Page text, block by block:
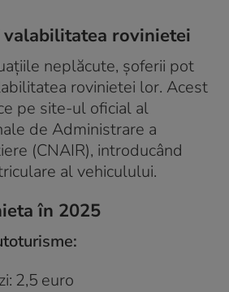
valabilitatea rovinietei
neplăcute, șoferii pot
rovinietei lor. Acest
pe site-ul oficial al
de Administrare a
(CNAIR), introducând
al vehiculului.
în 2025
2,5 euro